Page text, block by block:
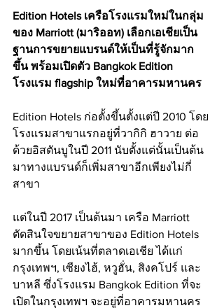
Edition Hotels เครือโรงแรมใหม่ในกลุ่ม
ของ Marriott (มาริออท) เลือกเอเชียเป็น
ฐานการขยายแบรนด์ให้เป็นที่รู้จักมาก
ขึ้น พร้อมเปิดตัว Bangkok Edition
โรงแรม flagship ใหม่ที่อาคารมหานคร
Edition Hotels ก่อตั้งขึ้นตั้งแต่ปี 2010 โดย
โรงแรมสาขาแรกอยู่ที่วากิกิ ฮาวาย ต่อ
ด้วยอิสตันบูในปี 2011 นับตั้งแต่นั้นเป็นต้น
มาทางแบรนด์ก็เพิ่มสาขาอีกเพียงไม่กี่
สาขา
แต่ในปี 2017 เป็นต้นมา เครือ Marriott
ตัดสินใจขยายสาขาของ Edition Hotels
มากขึ้น โดยเน้นที่ตลาดเอเชีย ได้แก่
กรุงเทพฯ, เซียงไฮ้, หวูฮั่น, สิงคโปร์ และ
บาหลี ซึ่งโรงแรม Bangkok Edition ที่จะ
เปิดในกรุงเทพฯ จะอยู่ที่อาคารมหานคร